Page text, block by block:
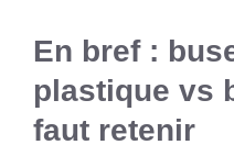
En bref :
plastique vs
faut retenir